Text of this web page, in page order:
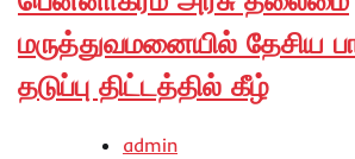
மருத்துவமனையில் தேசிய
தடுப்பு திட்டத்தில் கீழ்
admin